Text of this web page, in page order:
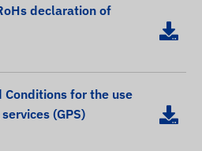
declaration of
Conditions for the use
(GPS)